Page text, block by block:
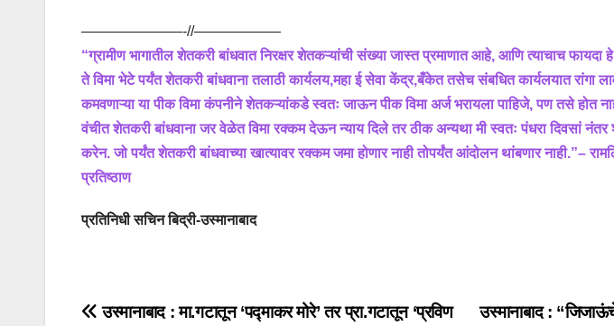
———————-//——————
“ग्रामीण भागातील शेतकरी बांधवात निरक्षर शेतकऱ्यांची संख्या जास्त प्रमाणात आहे, आणि त्याचाच फायदा
ते विमा भेटे पर्यंत शेतकरी बांधवाना तलाठी कार्यलय,महा ई सेवा केंद्र,बँकेत तसेच संबधित कार्यलयात रांगा
कमवणाऱ्या या पीक विमा कंपनीने शेतकऱ्यांकडे स्वतः जाऊन पीक विमा अर्ज भरायला पाहिजे, पण तसे होत
वंचीत शेतकरी बांधवाना जर वेळेत विमा रक्कम देऊन न्याय दिले तर ठीक अन्यथा मी स्वतः पंधरा दिवसां
करेन. जो पर्यंत शेतकरी बांधवाच्या खात्यावर रक्कम जमा होणार नाही तोपर्यंत आंदोलन थांबणार नाही.”–
प्रतिष्ठाण
प्रतिनिधी सचिन बिद्री-उस्मानाबाद
उस्मानाबाद :
उस्मानाबाद : मा.गटातून ‘पद्माकर मोरे’ तर प्रा.गटातून ‘प्रविण